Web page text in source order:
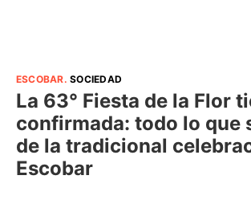
ESCOBAR.SOCIEDAD
La 63° Fiesta de la Flor
confirmada: todo lo que
de la tradicional
Escobar